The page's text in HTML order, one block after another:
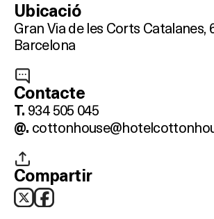
HOTELS
Ubicació
Gran Via de les Corts Catalanes,
Barcelona
Contacte
T. 934 505 045
@.
Compartir